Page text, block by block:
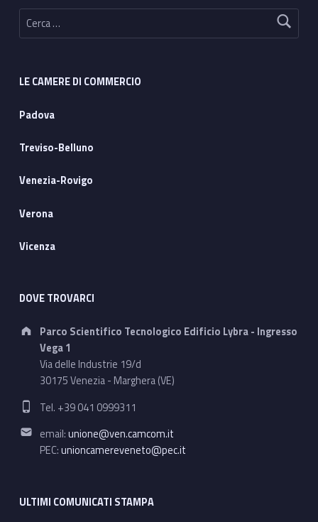
Ricerca per:
LE CAMERE DI COMMERCIO
Padova
Treviso-Belluno
Venezia-Rovigo
Verona
Vicenza
DOVE TROVARCI
Address:
Parco Scientifico Tecnologico Edificio Lybra - Ingresso
Vega 1
Via delle Industrie 19/d
30175 Venezia - Marghera (VE)
Phone number:
Tel. +39 041 0999311
Email address:
email:unione@ven.camcom.it
PEC:unioncamereveneto@pec.it
ULTIMI COMUNICATI STAMPA